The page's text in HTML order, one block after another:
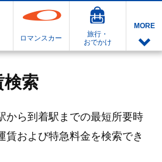
ロマンスカー
旅行・
おでかけ
MORE
検索
から到着駅までの最短所要時
賃および特急料金を検索でき